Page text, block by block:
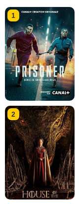
1
2